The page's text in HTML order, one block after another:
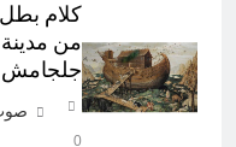
كلام
من
جلجامش
0